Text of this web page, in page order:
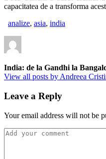
capacitatea de a transforma
analize, asia, india
India: de la Gandhi la
View all posts by Andreea
Leave a Reply
Your email address will not be